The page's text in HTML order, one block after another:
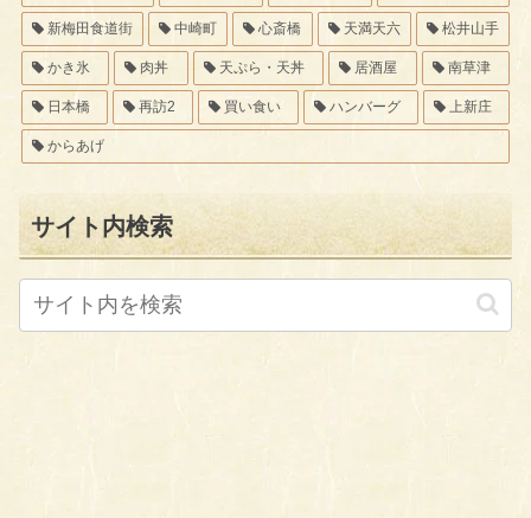
新梅田食道街 中崎町 心斎橋 天満天六 松井山手
かき氷 肉丼 天ぷら・天丼 居酒屋 南草津
日本橋 再訪2 買い食い ハンバーグ 上新庄
からあげ
サイト内検索